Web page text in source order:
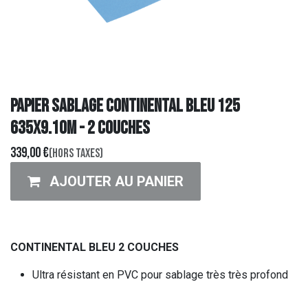
PAPIER SABLAGE CONTINENTAL BLEU 125
635x9.10m - 2 COUCHES
339,00€(Hors taxes)
AJOUTER AU PANIER
CONTINENTAL BLEU 2 COUCHES
Ultra résistant en PVC pour sablage très très profond